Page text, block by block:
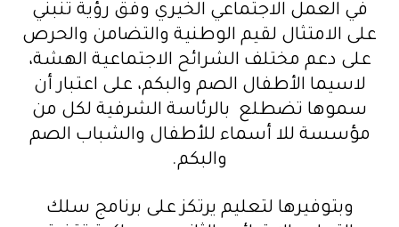
في العمل الاجتماعي الخيري وفق رؤية تنبني
على الامتثال لقيم الوطنية والتضامن والحرص
على دعم مختلف الشرائح الاجتماعية الهشة،
لاسيما الأطفال الصم والبكم، على اعتبار أن
سموها تضطلع بالرئاسة الشرفية لكل من
مؤسسة للا أسماء للأطفال والشباب الصم
والبكم.
وبتوفيرها لتعليم يرتكز على برنامج سلك